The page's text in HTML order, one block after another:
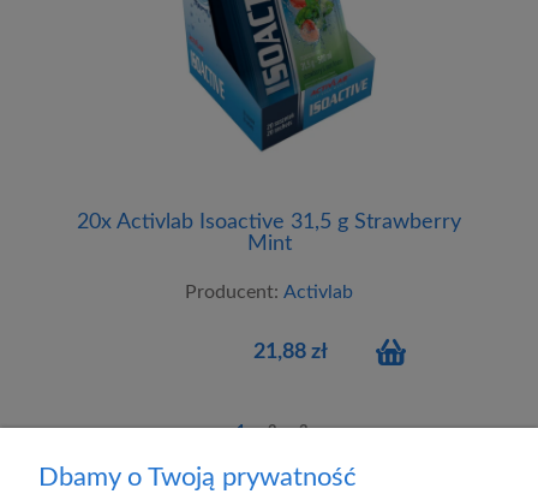
20x Activlab Isoactive 31,5 g Strawberry
Mint
Producent: Activlab
21,88 zł
1 2 3
Dbamy o Twoją prywatność